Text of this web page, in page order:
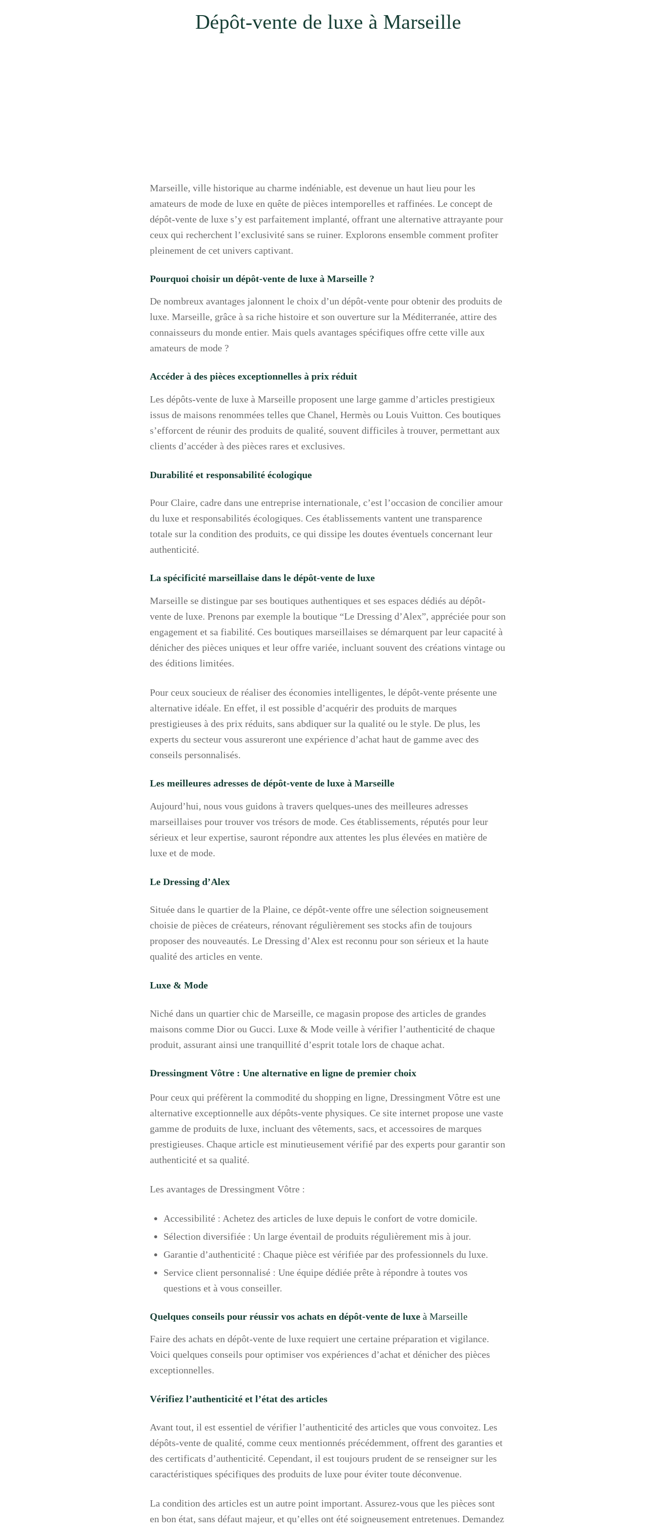
Dépôt-vente de luxe à Marseille
Marseille, ville historique au charme indéniable, est devenue un haut lieu pour les
amateurs de mode de luxe en quête de pièces intemporelles et raffinées. Le concept de
dépôt-vente de luxe s’y est parfaitement implanté, offrant une alternative attrayante pour
ceux qui recherchent l’exclusivité sans se ruiner. Explorons ensemble comment profiter
pleinement de cet univers captivant.
Pourquoi choisir un dépôt-vente de luxe à Marseille ?
De nombreux avantages jalonnent le choix d’un dépôt-vente pour obtenir des produits de
luxe. Marseille, grâce à sa riche histoire et son ouverture sur la Méditerranée, attire des
connaisseurs du monde entier. Mais quels avantages spécifiques offre cette ville aux
amateurs de mode ?
Accéder à des pièces exceptionnelles à prix réduit
Les dépôts-vente de luxe à Marseille proposent une large gamme d’articles prestigieux
issus de maisons renommées telles que Chanel, Hermès ou Louis Vuitton. Ces boutiques
s’efforcent de réunir des produits de qualité, souvent difficiles à trouver, permettant aux
clients d’accéder à des pièces rares et exclusives.
Durabilité et responsabilité écologique
Pour Claire, cadre dans une entreprise internationale, c’est l’occasion de concilier amour
du luxe et responsabilités écologiques. Ces établissements vantent une transparence
totale sur la condition des produits, ce qui dissipe les doutes éventuels concernant leur
authenticité.
La spécificité marseillaise dans le dépôt-vente de luxe
Marseille se distingue par ses boutiques authentiques et ses espaces dédiés au dépôt-
vente de luxe. Prenons par exemple la boutique “Le Dressing d’Alex”, appréciée pour son
engagement et sa fiabilité. Ces boutiques marseillaises se démarquent par leur capacité à
dénicher des pièces uniques et leur offre variée, incluant souvent des créations vintage ou
des éditions limitées.
Pour ceux soucieux de réaliser des économies intelligentes, le dépôt-vente présente une
alternative idéale. En effet, il est possible d’acquérir des produits de marques
prestigieuses à des prix réduits, sans abdiquer sur la qualité ou le style. De plus, les
experts du secteur vous assureront une expérience d’achat haut de gamme avec des
conseils personnalisés.
Les meilleures adresses de dépôt-vente de luxe à Marseille
Aujourd’hui, nous vous guidons à travers quelques-unes des meilleures adresses
marseillaises pour trouver vos trésors de mode. Ces établissements, réputés pour leur
sérieux et leur expertise, sauront répondre aux attentes les plus élevées en matière de
luxe et de mode.
Le Dressing d’Alex
Située dans le quartier de la Plaine, ce dépôt-vente offre une sélection soigneusement
choisie de pièces de créateurs, rénovant régulièrement ses stocks afin de toujours
proposer des nouveautés. Le Dressing d’Alex est reconnu pour son sérieux et la haute
qualité des articles en vente.
Luxe & Mode
Niché dans un quartier chic de Marseille, ce magasin propose des articles de grandes
maisons comme Dior ou Gucci. Luxe & Mode veille à vérifier l’authenticité de chaque
produit, assurant ainsi une tranquillité d’esprit totale lors de chaque achat.
Dressingment Vôtre : Une alternative en ligne de premier choix
Pour ceux qui préfèrent la commodité du shopping en ligne, Dressingment Vôtre est une
alternative exceptionnelle aux dépôts-vente physiques. Ce site internet propose une vaste
gamme de produits de luxe, incluant des vêtements, sacs, et accessoires de marques
prestigieuses. Chaque article est minutieusement vérifié par des experts pour garantir son
authenticité et sa qualité.
Les avantages de Dressingment Vôtre :
Accessibilité : Achetez des articles de luxe depuis le confort de votre domicile.
Sélection diversifiée : Un large éventail de produits régulièrement mis à jour.
Garantie d’authenticité : Chaque pièce est vérifiée par des professionnels du luxe.
Service client personnalisé : Une équipe dédiée prête à répondre à toutes vos
questions et à vous conseiller.
Quelques conseils pour réussir vos achats en dépôt-vente de luxe à Marseille
Faire des achats en dépôt-vente de luxe requiert une certaine préparation et vigilance.
Voici quelques conseils pour optimiser vos expériences d’achat et dénicher des pièces
exceptionnelles.
Vérifiez l’authenticité et l’état des articles
Avant tout, il est essentiel de vérifier l’authenticité des articles que vous convoitez. Les
dépôts-vente de qualité, comme ceux mentionnés précédemment, offrent des garanties et
des certificats d’authenticité. Cependant, il est toujours prudent de se renseigner sur les
caractéristiques spécifiques des produits de luxe pour éviter toute déconvenue.
La condition des articles est un autre point important. Assurez-vous que les pièces sont
en bon état, sans défaut majeur, et qu’elles ont été soigneusement entretenues. Demandez